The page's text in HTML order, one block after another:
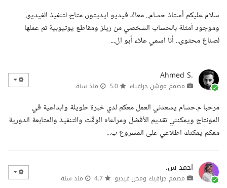
سلام عليكم أستاذ حسام.. معاك فيديو ايديتور، متاح لتنفيذ الفيديو،
وموجود أمثلة بالحساب الشخصي من ريلز ومقاطع يوتيوبية تم عملها
لصناع محتوى.. أنا اسمي علاء أبو ال...
Ahmed S.
مصمم موشن جرافيك منذ سنة
مرحبا م.حسام يسعدني العمل معكم لدي خبرة طويلة وابداعية في
المونتاج ويمكنني تقديم الأفضل ومراعاه الوقت والتنفيذ والمتابعة الدورية
معكم يمكنك اطلاعي على المشروع ب...
احمد س.
مصمم جرافيك ومحرر فيديو منذ سنة